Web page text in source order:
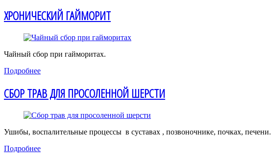
ХРОНИЧЕСКИЙ ГАЙМОРИТ
Чайный сбор при гайморитах.
Подробнее
СБОР ТРАВ ДЛЯ ПРОСОЛЕННОЙ ШЕРСТИ
Ушибы, воспалительные процессы в суставах , позвоночнике, почках, печени.
Подробнее